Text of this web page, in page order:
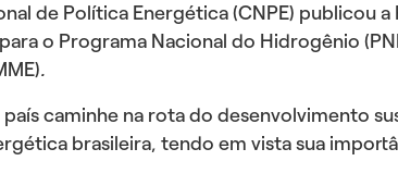
de Política Energética (CNPE) publicou a
o Programa Nacional do Hidrogênio
.
caminhe na rota do desenvolvimento
brasileira, tendo em vista sua